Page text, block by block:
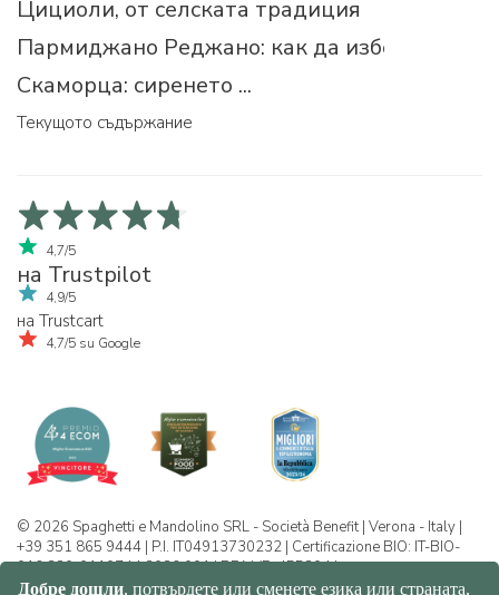
Цициоли, от селската традиция
Пармиджано Реджано: как да изберем
Скаморца: сиренето ...
Текущото съдържание
4,7/5
на Trustpilot
4,9/5
на Trustcart
4,7/5 su Google
© 2026 Spaghetti e Mandolino SRL - Società Benefit | Verona - Italy |
+39 351 865 9444 | P.I. IT04913730232 | Certificazione BIO: IT-BIO-
016.380-0110744.2026.001 | REA VR-455804 |